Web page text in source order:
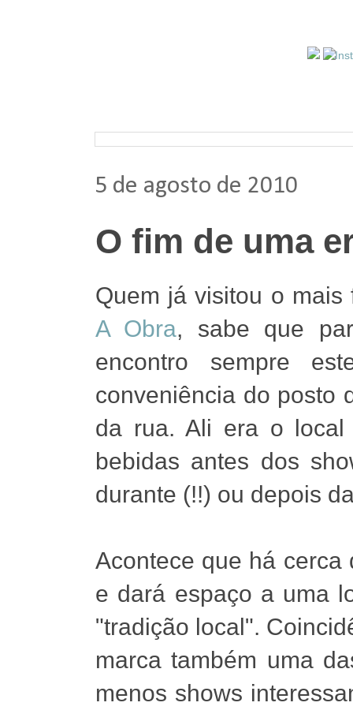
5 de agosto de 2010
O fim de uma
Quem já visitou o
A Obra, sabe que
encontro sempre
conveniência do posto
da rua. Ali era o local
bebidas antes dos
durante (!!) ou depois
Acontece que há
e dará espaço a uma
"tradição local".
marca também uma
menos shows